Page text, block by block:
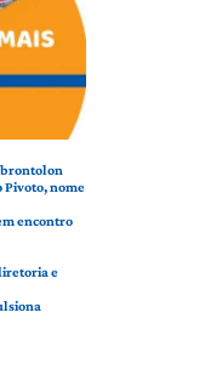
Pivoto, nome
encontro
e